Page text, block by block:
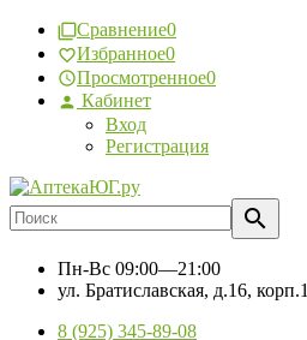
Сравнение0
Избранное0
Просмотренное0
Кабинет
Вход
Регистрация
Пн-Вс 09:00—21:00
ул. Братиславская, д.16, корп.1
8 (925) 345-89-08